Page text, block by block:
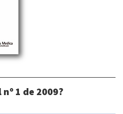
1 de 2009?